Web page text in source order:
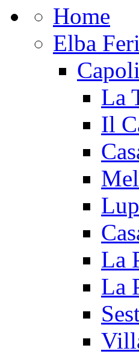
Home
Elba
La
Il
La
La